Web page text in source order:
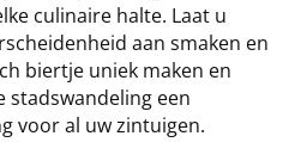
culinaire halte. Laat u
aan smaken en
biertje uniek maken en
stadswandeling een
voor al uw zintuigen.